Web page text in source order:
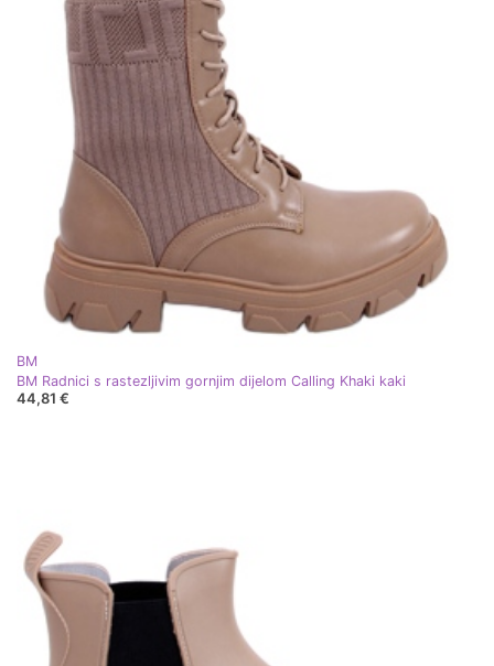
BM
BM Radnici s rastezljivim gornjim dijelom Calling Khaki kaki
44,81 €